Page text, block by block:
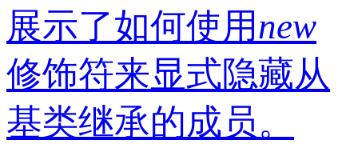
展示了如何使用new
修饰符来显式隐藏从
基类继承的成员。